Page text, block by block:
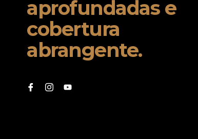
aprofundadas e
cobertura
abrangente.